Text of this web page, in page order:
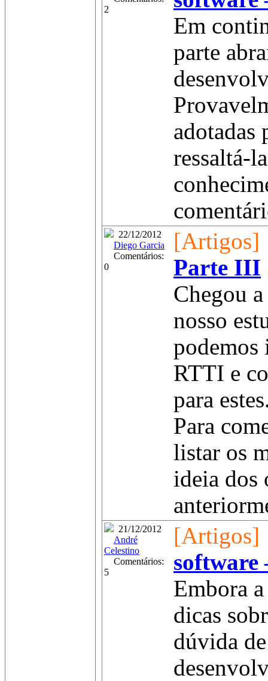
2
Em
parte
adotadas
ressaltá-
22/12/2012
Diego Garcia
Comentários:
0
[Artigos]
Parte III
Chegou
nosso
podemos
RTTI e
para
Para
listar os
ideia dos
21/12/2012
André
Celestino
Comentários:
5
[Artigos]
software
Embora
dicas
dúvida